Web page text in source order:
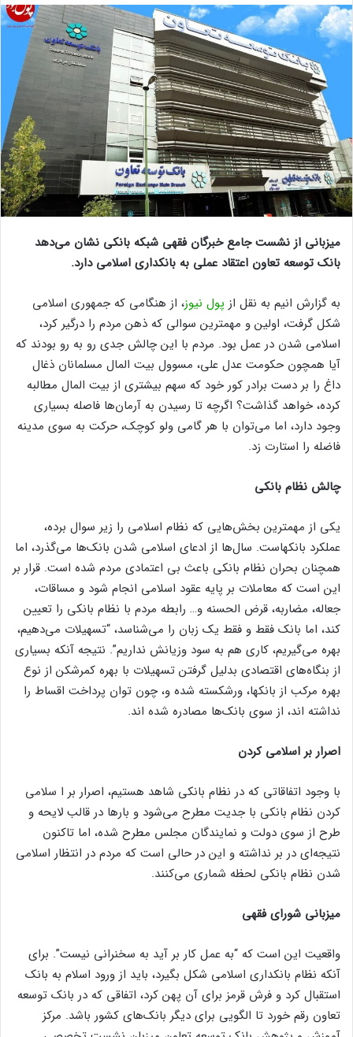
میزبانی از نشست جامع خبرگان فقهی شبکه بانکی نشان می‌دهد
بانک توسعه تعاون اعتقاد عملی به بانکداری اسلامی دارد.
به گزارش انیم به نقل از پول نیوز، از هنگامی که جمهوری اسلامی
شکل گرفت، اولین و مهمترین سوالی که ذهن مردم را درگیر کرد،
اسلامی شدن در عمل بود. مردم با این چالش جدی رو به رو بودند که
آیا همچون حکومت عدل علی، مسوول بیت المال مسلمانان ذغال
داغ را بر دست برادر کور خود که سهم بیشتری از بیت المال مطالبه
کرده، خواهد گذاشت؟ اگرچه تا رسیدن به آرمان‌ها فاصله بسیاری
وجود دارد، اما می‌توان با هر گامی ولو کوچک، حرکت به سوی مدینه
فاضله را استارت زد.
چالش نظام بانکی
یکی از مهمترین بخش‌هایی که نظام اسلامی را زیر سوال برده،
عملکرد بانکهاست. سال‌ها از ادعای اسلامی شدن بانک‌ها می‌گذرد، اما
همچنان بحران نظام بانکی باعث بی اعتمادی مردم شده است. قرار بر
این است که معاملات بر پایه عقود اسلامی انجام شود و مساقات،
جعاله، مضاربه، قرض الحسنه و… رابطه مردم با نظام بانکی را تعیین
کند، اما بانک فقط و فقط یک زبان را می‌شناسد، “تسهیلات می‌دهیم،
بهره می‌گیریم، کاری هم به سود وزیانش نداریم”. نتیجه آنکه بسیاری
از بنگاه‌های اقتصادی بدلیل گرفتن تسهیلات با بهره کمرشکن از نوع
بهره مرکب از بانکها، ورشکسته شده و، چون توان پرداخت اقساط را
نداشته اند، از سوی بانک‌ها مصادره شده اند.
اصرار بر اسلامی کردن
با وجود اتفاقاتی که در نظام بانکی شاهد هستیم، اصرار بر ا سلامی
کردن نظام بانکی با جدیت مطرح می‌شود و بار‌ها در قالب لایحه و
طرح از سوی دولت و نمایندگان مجلس مطرح شده، اما تاکنون
نتیجه‌ای در بر نداشته و این در حالی است که مردم در انتظار اسلامی
شدن نظام بانکی لحظه شماری می‌کنند.
میزبانی شورای فقهی
واقعیت این است که “به عمل کار بر آید به سخنرانی نیست”. برای
آنکه نظام بانکداری اسلامی شکل بگیرد، باید از ورود اسلام به بانک
استقبال کرد و فرش قرمز برای آن پهن کرد، اتفاقی که در بانک توسعه
تعاون رقم خورد تا الگویی برای دیگر بانک‌های کشور باشد. مرکز